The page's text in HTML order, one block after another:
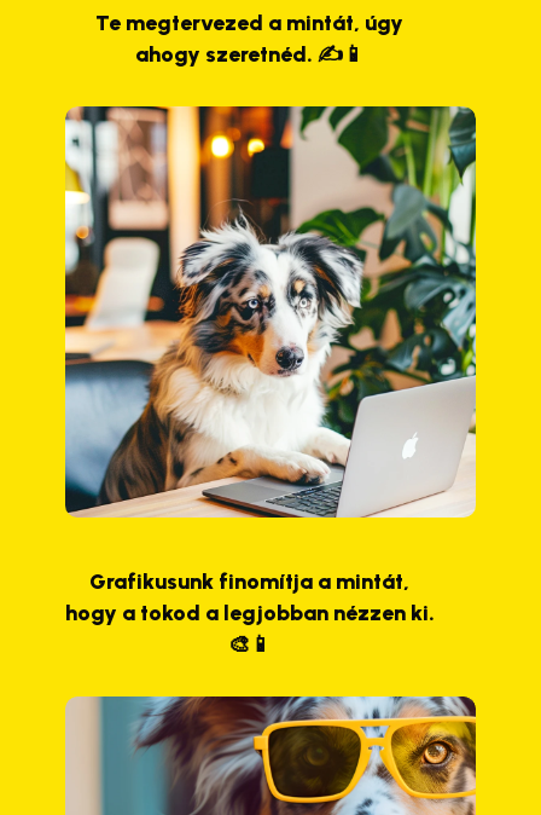
Te megtervezed a mintát, úgy
ahogy szeretnéd. ✍️📱
Grafikusunk finomítja a mintát,
hogy a tokod a legjobban nézzen ki.
🎨📱